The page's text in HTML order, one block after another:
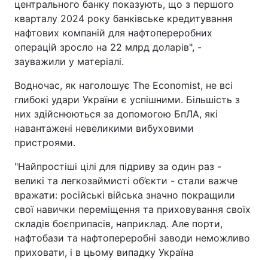
центрального банку показують, що з першого
кварталу 2024 року банківське кредитування
нафтових компаній для нафтопереробних
операцій зросло на 22 млрд доларів", -
зауважили у матеріалі.
Водночас, як наголошує The Economist, не всі
глибокі удари України є успішними. Більшість з
них здійснюються за допомогою БпЛА, які
навантажені невеликими вибуховими
пристроями.
"Найпростіші цілі для підриву за один раз -
великі та легкозаймисті об’єкти - стали важче
вражати: російські війська значно покращили
свої навички переміщення та приховування своїх
складів боєприпасів, наприклад. Але порти,
нафтобази та нафтопереробні заводи неможливо
приховати, і в цьому випадку Україна